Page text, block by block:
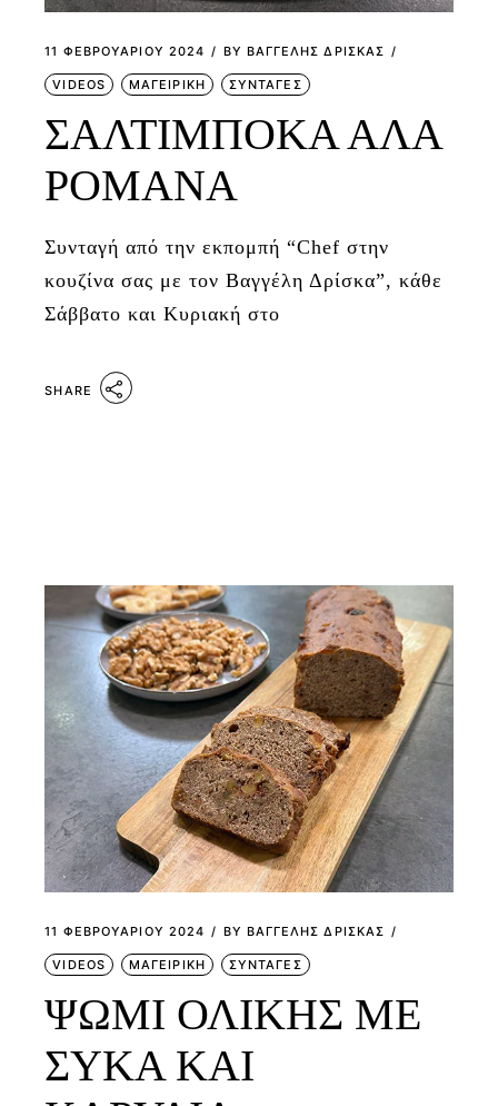
11 ΦΕΒΡΟΥΑΡΊΟΥ 2024 BY ΒΑΓΓΕΛΗΣ ΔΡΙΣΚΑΣ
VIDEOS ΜΑΓΕΙΡΙΚΗ ΣΥΝΤΑΓΕΣ
ΣΑΛΤΙΜΠΟΚΑ ΑΛΑ
ΡΟΜΑΝΑ
Συνταγή από την εκπομπή “Chef στην
κουζίνα σας με τον Βαγγέλη Δρίσκα”, κάθε
Σάββατο και Κυριακή στο
SHARE
11 ΦΕΒΡΟΥΑΡΊΟΥ 2024 BY ΒΑΓΓΕΛΗΣ ΔΡΙΣΚΑΣ
VIDEOS ΜΑΓΕΙΡΙΚΗ ΣΥΝΤΑΓΕΣ
ΨΩΜΙ ΟΛΙΚΗΣ ΜΕ
ΣΥΚΑ ΚΑΙ